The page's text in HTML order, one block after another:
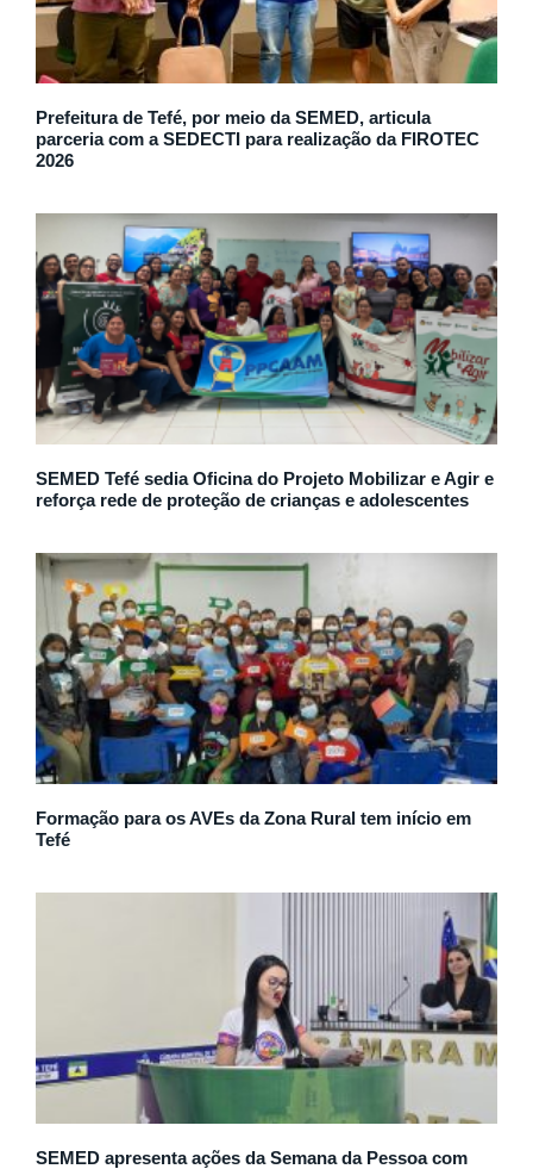
Prefeitura de Tefé, por meio da SEMED, articula
parceria com a SEDECTI para realização da FIROTEC
2026
SEMED Tefé sedia Oficina do Projeto Mobilizar e Agir e
reforça rede de proteção de crianças e adolescentes
Formação para os AVEs da Zona Rural tem início em
Tefé
SEMED apresenta ações da Semana da Pessoa com